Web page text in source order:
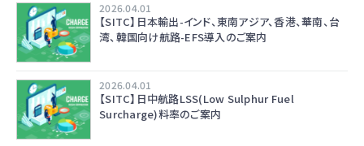
2026.04.01
【SITC】日本輸出-インド、東南アジア、香港、華南、台
湾、韓国向け航路-EFS導入のご案内
2026.04.01
【SITC】日中航路LSS(Low Sulphur Fuel
Surcharge)料率のご案内